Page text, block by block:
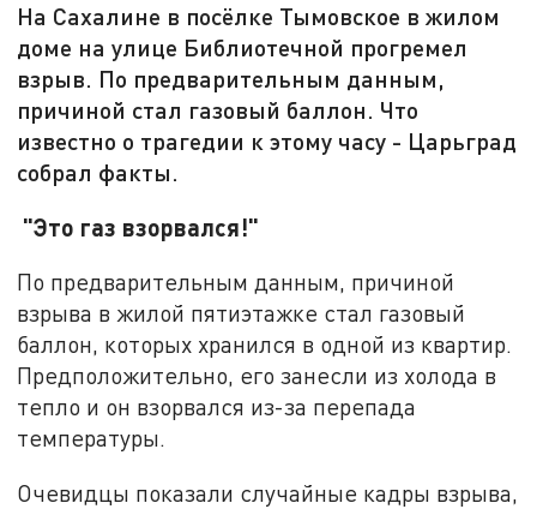
На Сахалине в посёлке Тымовское в жилом
доме на улице Библиотечной прогремел
взрыв. По предварительным данным,
причиной стал газовый баллон. Что
известно о трагедии к этому часу - Царьград
собрал факты.
"Это газ взорвался!"
По предварительным данным, причиной
взрыва в жилой пятиэтажке стал газовый
баллон, которых хранился в одной из квартир.
Предположительно, его занесли из холода в
тепло и он взорвался из-за перепада
температуры.
Очевидцы показали случайные кадры взрыва,